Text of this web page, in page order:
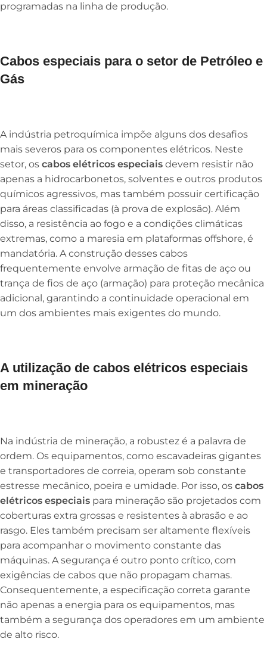
programadas na linha de produção.
Cabos especiais para o setor de Petróleo e
Gás
A indústria petroquímica impõe alguns dos desafios
mais severos para os componentes elétricos. Neste
setor, os cabos elétricos especiais devem resistir não
apenas a hidrocarbonetos, solventes e outros produtos
químicos agressivos, mas também possuir certificação
para áreas classificadas (à prova de explosão). Além
disso, a resistência ao fogo e a condições climáticas
extremas, como a maresia em plataformas offshore, é
mandatória. A construção desses cabos
frequentemente envolve armação de fitas de aço ou
trança de fios de aço (armação) para proteção mecânica
adicional, garantindo a continuidade operacional em
um dos ambientes mais exigentes do mundo.
A utilização de cabos elétricos especiais
em mineração
Na indústria de mineração, a robustez é a palavra de
ordem. Os equipamentos, como escavadeiras gigantes
e transportadores de correia, operam sob constante
estresse mecânico, poeira e umidade. Por isso, os cabos
elétricos especiais para mineração são projetados com
coberturas extra grossas e resistentes à abrasão e ao
rasgo. Eles também precisam ser altamente flexíveis
para acompanhar o movimento constante das
máquinas. A segurança é outro ponto crítico, com
exigências de cabos que não propagam chamas.
Consequentemente, a especificação correta garante
não apenas a energia para os equipamentos, mas
também a segurança dos operadores em um ambiente
de alto risco.